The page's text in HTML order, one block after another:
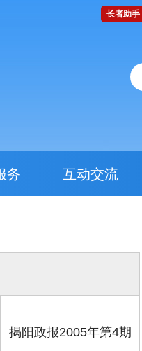
长者助手
务 互动交流
揭阳政报2005年第4期